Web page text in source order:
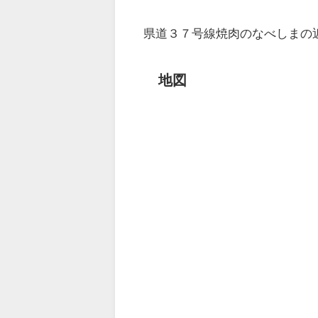
県道３７号線焼肉のなべしまの
地図